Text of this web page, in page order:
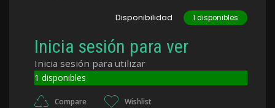
Disponibilidad 1 disponibles
Inicia sesión para ver
Inicia sesión para utilizar
1 disponibles
Compare Wishlist